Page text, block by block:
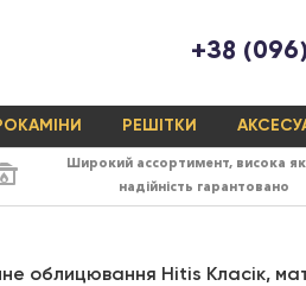
+38
РЕШІТКИ
Широкий ассортимент, висока
надійність гарантовано
облицювання Hitis Класік,